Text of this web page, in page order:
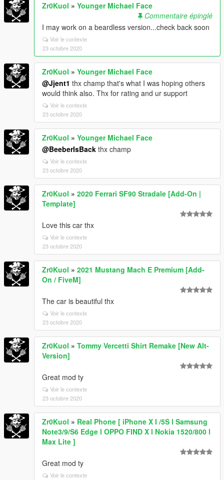
Zr0Kuol » Younger Michael Face
Commentaire épinglé
I may work on a beardless version...check back soon
Voir le contexte
23 octobre 2020
Zr0Kuol » Younger Michael Face
@Jjent1 thx champ that's what I was hoping others
would think also. Thx for rating and ur support
Voir le contexte
23 octobre 2020
Zr0Kuol » Younger Michael Face
@BeeberIsBack thx champ
Voir le contexte
23 octobre 2020
Zr0Kuol » 2020 Ferrari SF90 Stradale [Add-On |
Template]
Love this car thx
Voir le contexte
23 octobre 2020
Zr0Kuol » 2021 Mustang Mach E Premium [Add-
On / FiveM]
The car is beautiful thx
Voir le contexte
23 octobre 2020
Zr0Kuol » Tommy Vercetti Shirt Remake [New Alt-
Version]
Great mod ty
Voir le contexte
23 octobre 2020
Zr0Kuol » Real Phone [ iPhone X I /5S l Samsung
Note3/9/S6 Edge l OPPO FIND X l Nokia 1520/800 l
Max Lite ]
Great mod ty
Voir le contexte